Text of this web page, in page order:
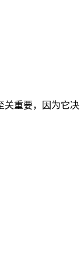
关重要，因为它决